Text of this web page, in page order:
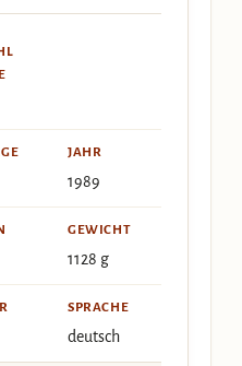
JAHR
1989
GEWICHT
1128 g
SPRACHE
deutsch